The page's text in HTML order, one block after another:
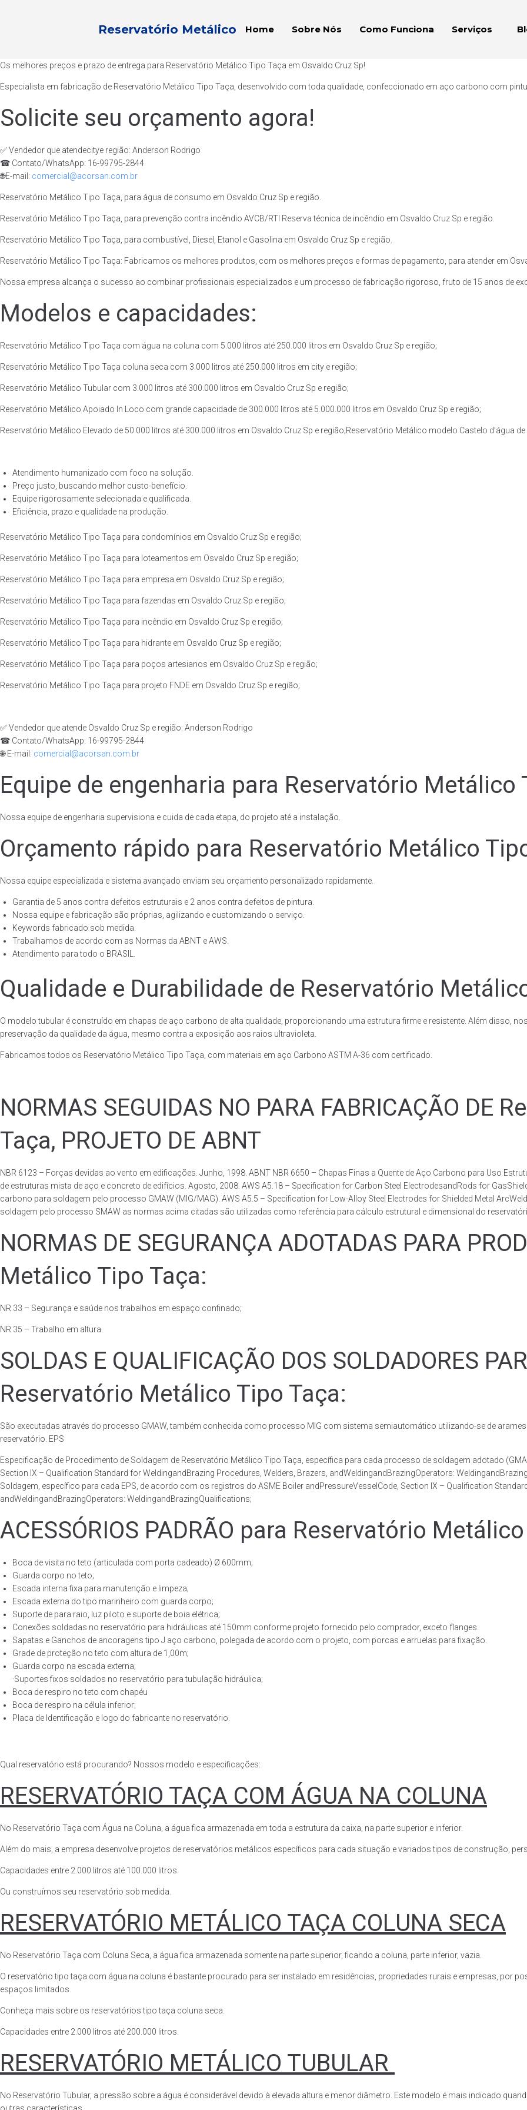
Reservatório Metálico Home Sobre Nós Como Funciona Serviços
Os melhores preços e prazo de entrega para Reservatório Metálico Tipo Taça em Osvaldo Cruz Sp!
Especialista em fabricação de Reservatório Metálico Tipo Taça, desenvolvido com toda qualidade, confeccionado em aço carbono com
Solicite seu orçamento agora!
✅ Vendedor que atendecitye região: Anderson Rodrigo
☎ Contato/WhatsApp: 16-99795-2844
🌐E-mail: comercial@acorsan.com.br
Reservatório Metálico Tipo Taça, para água de consumo em Osvaldo Cruz Sp e região.
Reservatório Metálico Tipo Taça, para prevenção contra incêndio AVCB/RTI Reserva técnica de incêndio em Osvaldo Cruz Sp e região.
Reservatório Metálico Tipo Taça, para combustível, Diesel, Etanol e Gasolina em Osvaldo Cruz Sp e região.
Reservatório Metálico Tipo Taça: Fabricamos os melhores produtos, com os melhores preços e formas de pagamento, para atender em
Nossa empresa alcança o sucesso ao combinar profissionais especializados e um processo de fabricação rigoroso, fruto de 15 anos de
Modelos e capacidades:
Reservatório Metálico Tipo Taça com água na coluna com 5.000 litros até 250.000 litros em Osvaldo Cruz Sp e região;
Reservatório Metálico Tipo Taça coluna seca com 3.000 litros até 250.000 litros em city e região;
Reservatório Metálico Tubular com 3.000 litros até 300.000 litros em Osvaldo Cruz Sp e região;
Reservatório Metálico Apoiado In Loco com grande capacidade de 300.000 litros até 5.000.000 litros em Osvaldo Cruz Sp e região;
Reservatório Metálico Elevado de 50.000 litros até 300.000 litros em Osvaldo Cruz Sp e região;Reservatório Metálico modelo Castelo d’água
Atendimento humanizado com foco na solução.
Preço justo, buscando melhor custo-benefício.
Equipe rigorosamente selecionada e qualificada.
Eficiência, prazo e qualidade na produção.
Reservatório Metálico Tipo Taça para condomínios em Osvaldo Cruz Sp e região;
Reservatório Metálico Tipo Taça para loteamentos em Osvaldo Cruz Sp e região;
Reservatório Metálico Tipo Taça para empresa em Osvaldo Cruz Sp e região;
Reservatório Metálico Tipo Taça para fazendas em Osvaldo Cruz Sp e região;
Reservatório Metálico Tipo Taça para incêndio em Osvaldo Cruz Sp e região;
Reservatório Metálico Tipo Taça para hidrante em Osvaldo Cruz Sp e região;
Reservatório Metálico Tipo Taça para poços artesianos em Osvaldo Cruz Sp e região;
Reservatório Metálico Tipo Taça para projeto FNDE em Osvaldo Cruz Sp e região;
✅ Vendedor que atende Osvaldo Cruz Sp e região: Anderson Rodrigo
☎ Contato/WhatsApp: 16-99795-2844
🌐 E-mail: comercial@acorsan.com.br
Equipe de engenharia para Reservatório Metálico
Nossa equipe de engenharia supervisiona e cuida de cada etapa, do projeto até a instalação.
Orçamento rápido para Reservatório Metálico
Nossa equipe especializada e sistema avançado enviam seu orçamento personalizado rapidamente.
Garantia de 5 anos contra defeitos estruturais e 2 anos contra defeitos de pintura.
Nossa equipe e fabricação são próprias, agilizando e customizando o serviço.
Keywords fabricado sob medida.
Trabalhamos de acordo com as Normas da ABNT e AWS.
Atendimento para todo o BRASIL.
Qualidade e Durabilidade de Reservatório
O modelo tubular é construído em chapas de aço carbono de alta qualidade, proporcionando uma estrutura firme e resistente. Além disso,
preservação da qualidade da água, mesmo contra a exposição aos raios ultravioleta.
Fabricamos todos os Reservatório Metálico Tipo Taça, com materiais em aço Carbono ASTM A-36 com certificado.
NORMAS SEGUIDAS NO PARA FABRICAÇÃO DE
Taça, PROJETO DE ABNT
NBR 6123 – Forças devidas ao vento em edificações. Junho, 1998. ABNT NBR 6650 – Chapas Finas a Quente de Aço Carbono para Uso
de estruturas mista de aço e concreto de edifícios. Agosto, 2008. AWS A5.18 – Specification for Carbon Steel ElectrodesandRods for
carbono para soldagem pelo processo GMAW (MIG/MAG). AWS A5.5 – Specification for Low-Alloy Steel Electrodes for Shielded Metal
soldagem pelo processo SMAW as normas acima citadas são utilizadas como referência para cálculo estrutural e dimensional do
NORMAS DE SEGURANÇA ADOTADAS PARA
Metálico Tipo Taça:
NR 33 – Segurança e saúde nos trabalhos em espaço confinado;
NR 35 – Trabalho em altura.
SOLDAS E QUALIFICAÇÃO DOS SOLDADORES
Reservatório Metálico Tipo Taça:
São executadas através do processo GMAW, também conhecida como processo MIG com sistema semiautomático utilizando-se de
reservatório. EPS
Especificação de Procedimento de Soldagem de Reservatório Metálico Tipo Taça, específica para cada processo de soldagem adotado
Section IX – Qualification Standard for WeldingandBrazing Procedures, Welders, Brazers, andWeldingandBrazingOperators:
Soldagem, específico para cada EPS, de acordo com os registros do ASME Boiler andPressureVesselCode, Section IX – Qualification
andWeldingandBrazingOperators: WeldingandBrazingQualifications;
ACESSÓRIOS PADRÃO para Reservatório
Boca de visita no teto (articulada com porta cadeado) Ø 600mm;
Guarda corpo no teto;
Escada interna fixa para manutenção e limpeza;
Escada externa do tipo marinheiro com guarda corpo;
Suporte de para raio, luz piloto e suporte de boia elétrica;
Conexões soldadas no reservatório para hidráulicas até 150mm conforme projeto fornecido pelo comprador, exceto flanges.
Sapatas e Ganchos de ancoragens tipo J aço carbono, polegada de acordo com o projeto, com porcas e arruelas para fixação.
Grade de proteção no teto com altura de 1,00m;
Guarda corpo na escada externa;
·Suportes fixos soldados no reservatório para tubulação hidráulica;
Boca de respiro no teto com chapéu
Boca de respiro na célula inferior;
Placa de Identificação e logo do fabricante no reservatório.
Qual reservatório está procurando? Nossos modelo e especificações:
RESERVATÓRIO TAÇA COM ÁGUA NA COLUNA
No Reservatório Taça com Água na Coluna, a água fica armazenada em toda a estrutura da caixa, na parte superior e inferior.
Além do mais, a empresa desenvolve projetos de reservatórios metálicos específicos para cada situação e variados tipos de construção,
Capacidades entre 2.000 litros até 100.000 litros.
Ou construímos seu reservatório sob medida.
RESERVATÓRIO METÁLICO TAÇA COLUNA SECA
No Reservatório Taça com Coluna Seca, a água fica armazenada somente na parte superior, ficando a coluna, parte inferior, vazia.
O reservatório tipo taça com água na coluna é bastante procurado para ser instalado em residências, propriedades rurais e empresas, por
espaços limitados.
Conheça mais sobre os reservatórios tipo taça coluna seca.
Capacidades entre 2.000 litros até 200.000 litros.
RESERVATÓRIO METÁLICO TUBULAR
No Reservatório Tubular, a pressão sobre a água é considerável devido à elevada altura e menor diâmetro. Este modelo é mais indicado